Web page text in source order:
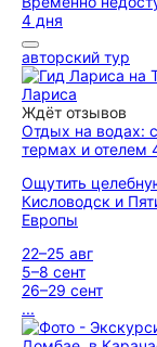
4 дня
авторский тур
Лариса
Ждёт отзывов
Отдых на водах:
термах и отелем
Ощутить
Кисловодск и
Европы
22–25 авг
5–8 сент
26–29 сент
...